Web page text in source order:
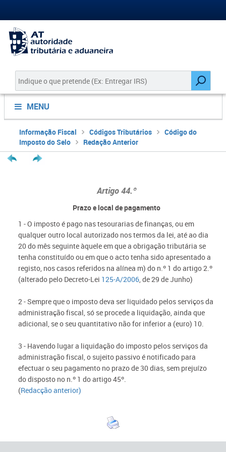
MENU
Informação Fiscal Códigos Tributários
Código do
Imposto do Selo
Redação Anterior
Artigo 44.º
Prazo e local de pagamento
1 - O imposto é pago nas tesourarias de finanças, ou em
qualquer outro local autorizado nos termos da lei, até ao dia
20 do mês seguinte àquele em que a obrigação tributária se
tenha constituído ou em que o acto tenha sido apresentado a
registo, nos casos referidos na alínea m) do n.º 1 do artigo 2.º
(alterado pelo Decreto-Lei 125-A/2006, de 29 de Junho)
2 - Sempre que o imposto deva ser liquidado pelos serviços da
administração fiscal, só se procede a liquidação, ainda que
adicional, se o seu quantitativo não for inferior a (euro) 10.
3 - Havendo lugar a liquidação do imposto pelos serviços da
administração fiscal, o sujeito passivo é notificado para
efectuar o seu pagamento no prazo de 30 dias, sem prejuízo
do disposto no n.º 1 do artigo 45º.
(Redacção anterior)